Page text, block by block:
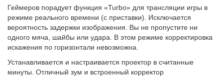
Геймеров порадует функция «Turbo» для трансляции игры в
режиме реального времени (с приставки). Исключается
вероятность задержки изображения. Вы не пропустите ни
одного мяча, шайбы или удара. В этом режиме корректировка
искажения по горизонтали невозможна.
Устанавливается и настраивается проектор в считанные
минуты. Отличный зум и встроенный корректор